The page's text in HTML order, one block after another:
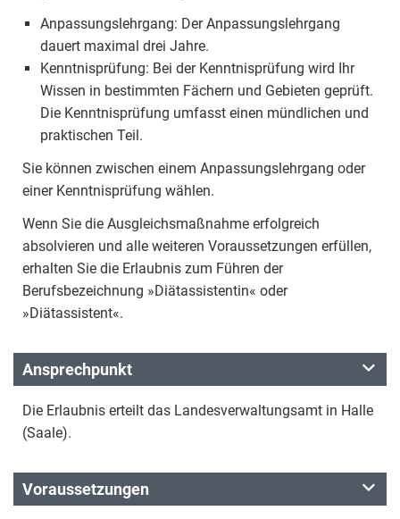
Anpassungslehrgang: Der Anpassungslehrgang
dauert maximal drei Jahre.
Kenntnisprüfung: Bei der Kenntnisprüfung wird Ihr
Wissen in bestimmten Fächern und Gebieten geprüft.
Die Kenntnisprüfung umfasst einen mündlichen und
praktischen Teil.
Sie können zwischen einem Anpassungslehrgang oder
einer Kenntnisprüfung wählen.
Wenn Sie die Ausgleichsmaßnahme erfolgreich
absolvieren und alle weiteren Voraussetzungen erfüllen,
erhalten Sie die Erlaubnis zum Führen der
Berufsbezeichnung »Diätassistentin« oder
»Diätassistent«.
Ansprechpunkt
Die Erlaubnis erteilt das Landesverwaltungsamt in Halle
(Saale).
Voraussetzungen